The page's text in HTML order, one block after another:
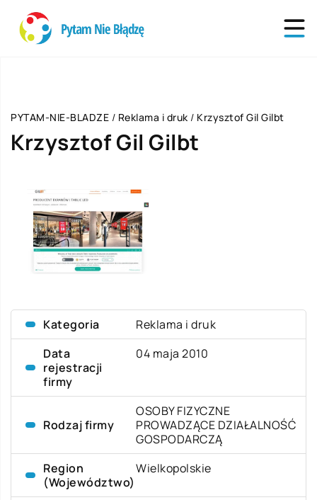
PYTAM-NIE-BLADZE / Reklama i druk / Krzysztof Gil Gilbt
Krzysztof Gil Gilbt
Kategoria
Reklama i druk
Data
rejestracji
firmy
04 maja 2010
Rodzaj firmy
OSOBY FIZYCZNE
PROWADZĄCE DZIAŁALNOŚĆ
GOSPODARCZĄ
Region
(Województwo)
Wielkopolskie